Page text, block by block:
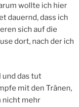
wollte ich hier
dauernd, dass ich
sich auf die
dort, nach der ich
und das tut
mit den Tränen,
nicht mehr